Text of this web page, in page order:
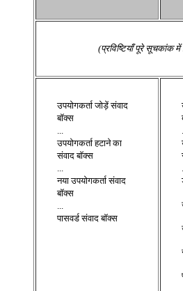
(प्रविष्टियाँ पूरे सूचकांक में
उपयोगकर्ता जोड़ें संवाद
बॉक्स
उपयोगकर्ता हटाने का
संवाद बॉक्स
नया उपयोगकर्ता संवाद
बॉक्स
पासवर्ड संवाद बॉक्स